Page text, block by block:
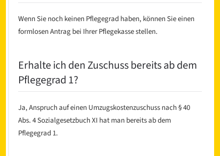
Wenn Sie noch keinen Pflegegrad haben, können Sie einen
formlosen Antrag bei Ihrer Pflegekasse stellen.
Erhalte ich den Zuschuss bereits ab dem
Pflegegrad 1?
Ja, Anspruch auf einen Umzugskostenzuschuss nach § 40
Abs. 4 Sozialgesetzbuch XI hat man bereits ab dem
Pflegegrad 1.